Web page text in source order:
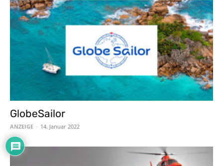
GlobeSailor
ANZEIGE - 14. Januar 2022